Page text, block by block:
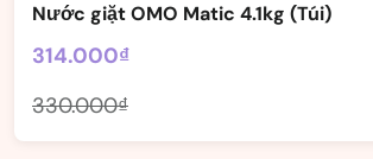
Nước giặt OMO Matic 4.1kg (Túi)
314.000₫
330.000₫